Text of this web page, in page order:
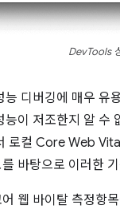
DevTools
디버깅에 매우 유
이 저조한지 알 수
로컬 Core Web
바탕으로 이러한
웹 바이탈 측정항